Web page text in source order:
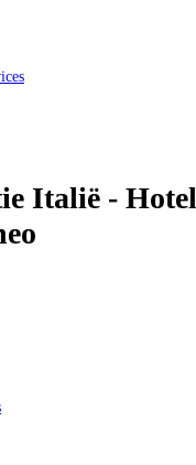
Italië - Hotel